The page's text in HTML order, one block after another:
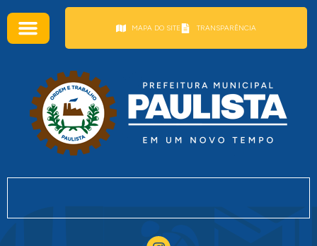
MAPA DO SITE TRANSPARÊNCIA